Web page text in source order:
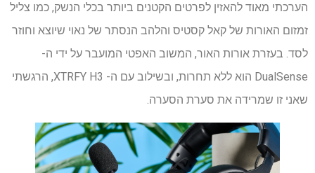
הערכתי מאוד להאזין לפרטים הקטנים ביותר בכלי הנשק, כמו צליל
זמזום האורות של קאל קסטיס והלהב הנסתר של נאוי שיוצא וחוזר
לסד. בעזרת אורות האור, המשוב האפטי המועבר על ידי ה-
DualSense הוא ללא תחרות, ובשילוב עם ה- XTRFY H3, הרגשתי
שאני זו שמרידה את סערת הסערה.